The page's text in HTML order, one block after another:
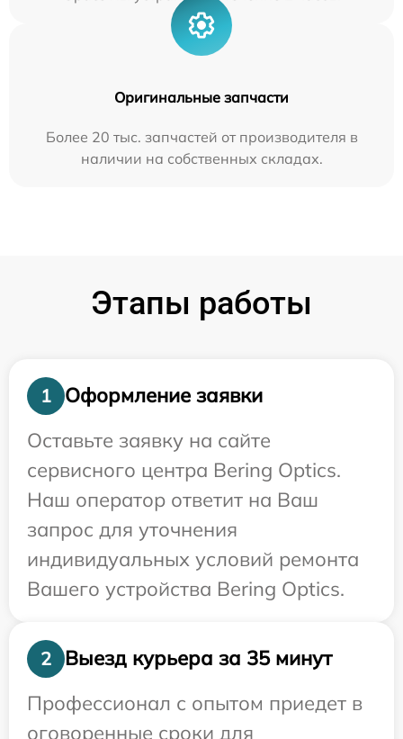
Оригинальные запчасти
Более 20 тыс. запчастей от производителя в
наличии на собственных складах.
Этапы работы
1
Оформление заявки
Оставьте заявку на сайте
сервисного центра Bering Optics.
Наш оператор ответит на Ваш
запрос для уточнения
индивидуальных условий ремонта
Вашего устройства Bering Optics.
2
Выезд курьера за 35 минут
Профессионал с опытом приедет в
оговоренные сроки для